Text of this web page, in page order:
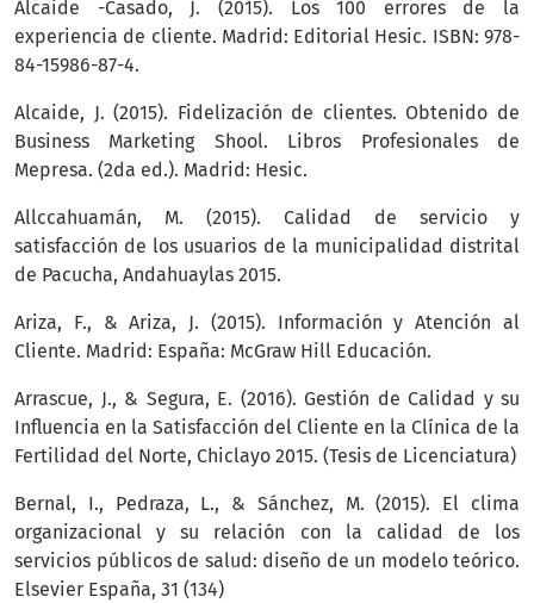
Alcaide -Casado, J. (2015). Los 100 errores de la
experiencia de cliente. Madrid: Editorial Hesic. ISBN: 978-
84-15986-87-4.
Alcaide, J. (2015). Fidelización de clientes. Obtenido de
Business Marketing Shool. Libros Profesionales de
Mepresa. (2da ed.). Madrid: Hesic.
Allccahuamán, M. (2015). Calidad de servicio y
satisfacción de los usuarios de la municipalidad distrital
de Pacucha, Andahuaylas 2015.
Ariza, F., & Ariza, J. (2015). Información y Atención al
Cliente. Madrid: España: McGraw Hill Educación.
Arrascue, J., & Segura, E. (2016). Gestión de Calidad y su
Influencia en la Satisfacción del Cliente en la Clínica de la
Fertilidad del Norte, Chiclayo 2015. (Tesis de Licenciatura)
Bernal, I., Pedraza, L., & Sánchez, M. (2015). El clima
organizacional y su relación con la calidad de los
servicios públicos de salud: diseño de un modelo teórico.
Elsevier España, 31 (134)